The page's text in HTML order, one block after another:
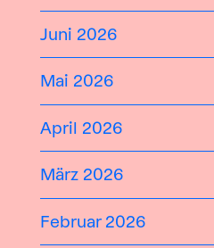
Juni 2026
Mai 2026
April 2026
März 2026
Februar 2026